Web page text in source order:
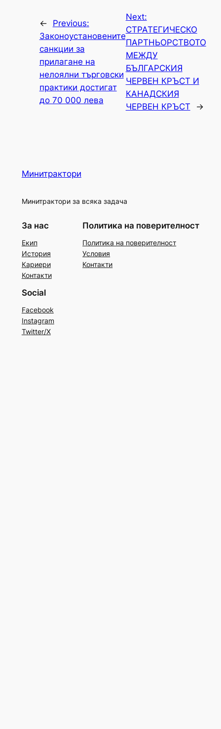
←
Previous:
Законоустановените
санкции за
прилагане на
нелоялни търговски
практики достигат
до 70 000 лева
Next:
СТРАТЕГИЧЕСКО
ПАРТНЬОРСТВОТО
МЕЖДУ
БЪЛГАРСКИЯ
ЧЕРВЕН КРЪСТ И
КАНАДСКИЯ
ЧЕРВЕН КРЪСТ
→
Минитрактори
Минитрактори за всяка задача
За нас
Екип
История
Кариери
Контакти
Политика на поверителност
Политика на поверителност
Условия
Контакти
Social
Facebook
Instagram
Twitter/X